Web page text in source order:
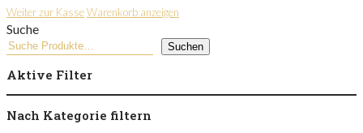
Weiter zur KasseWarenkorb anzeigen
Suche
Suchen
Aktive Filter
Nach Kategorie filtern